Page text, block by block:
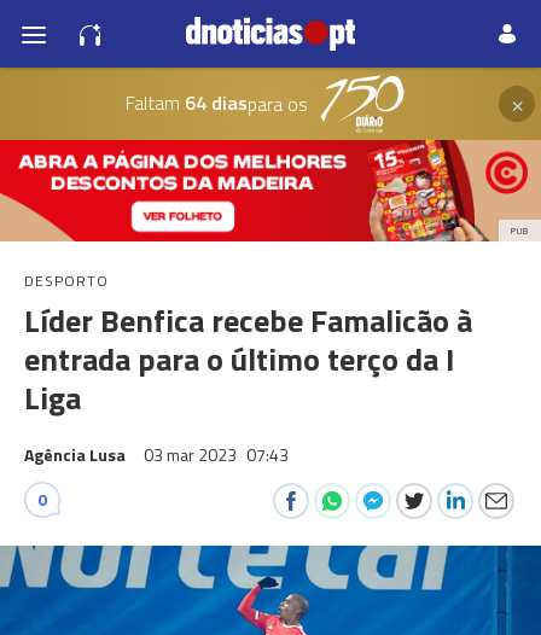
Faltam 64 diaspara os ×
PUB
DESPORTO
Líder Benfica recebe Famalicão à
entrada para o último terço da I
Liga
Agência Lusa 03 mar 2023 07:43
0